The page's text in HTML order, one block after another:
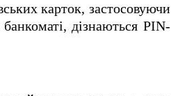
карток, застосовуючи
дізнаються PIN-